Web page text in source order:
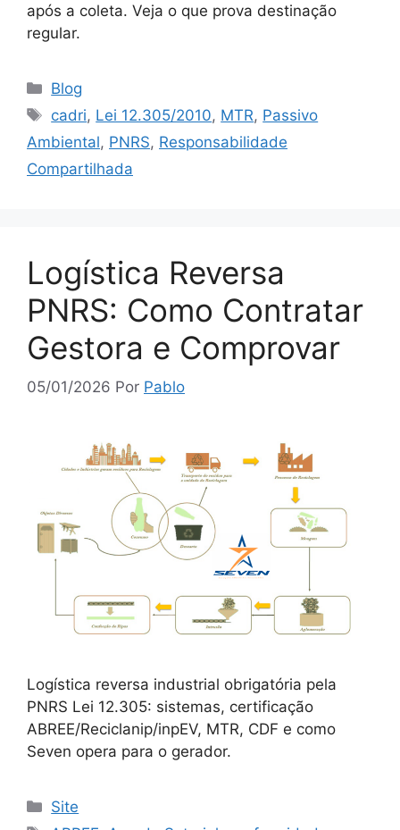
após a coleta. Veja o que prova destinação
regular.
Blog
cadri, Lei 12.305/2010, MTR, Passivo
Ambiental, PNRS, Responsabilidade
Compartilhada
Logística Reversa
PNRS: Como Contratar
Gestora e Comprovar
05/01/2026 Por Pablo
Logística reversa industrial obrigatória pela
PNRS Lei 12.305: sistemas, certificação
ABREE/Reciclanip/inpEV, MTR, CDF e como
Seven opera para o gerador.
Site